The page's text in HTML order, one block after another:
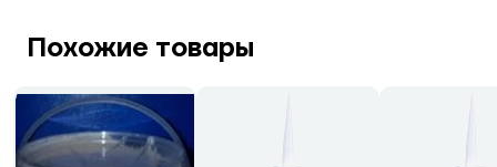
Похожие товары